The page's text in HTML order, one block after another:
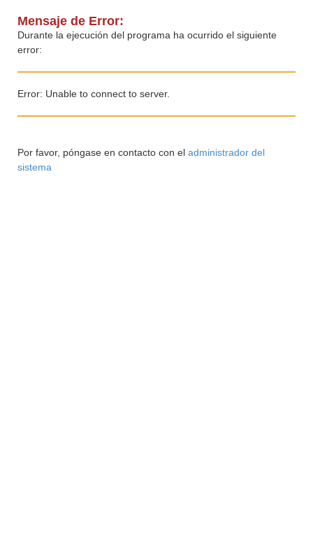
Mensaje de Error:
Durante la ejecución del programa ha ocurrido el siguiente
error:
Error: Unable to connect to server.
Por favor, póngase en contacto con eladministrador del
sistema